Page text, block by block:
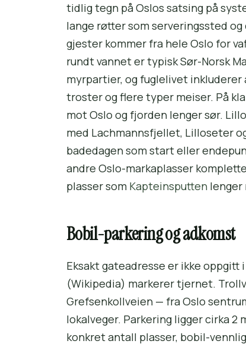
tidlig tegn på Oslos satsing på
lange røtter som serveringssted
gjester kommer fra hele Oslo for
rundt vannet er typisk Sør-Norsk
myrpartier, og fuglelivet
troster og flere typer meiser. På
mot Oslo og fjorden lenger sør.
med Lachmannsfjellet, Lilloseter
badedagen som start eller
andre Oslo-markaplasser
plasser som Kapteinsputten lenger
Bobil-parkering og adkomst
Eksakt gateadresse er ikke oppgitt
(Wikipedia) markerer tjernet.
Grefsenkollveien — fra Oslo
lokalveger. Parkering ligger cirka 2
konkret antall plasser, bobil-